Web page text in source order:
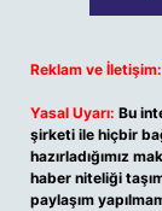
Reklam ve İletişim:
Yasal Uyarı: Bu
şirketi ile hiçbir
hazırladığımız
haber niteliği
paylaşım